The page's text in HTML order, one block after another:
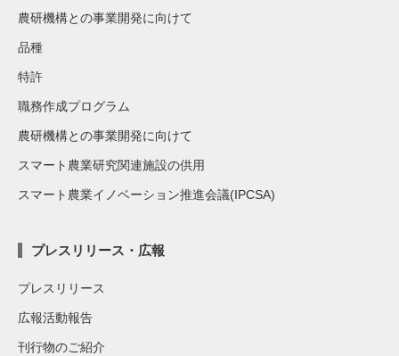
農研機構との事業開発に向けて
品種
特許
職務作成プログラム
農研機構との事業開発に向けて
スマート農業研究関連施設の供用
スマート農業イノベーション推進会議(IPCSA)
プレスリリース・広報
プレスリリース
広報活動報告
刊行物のご紹介